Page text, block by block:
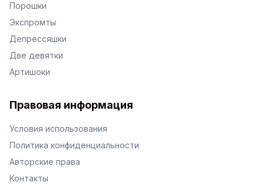
Порошки
Экспромты
Депрессяшки
Две девятки
Артишоки
Правовая информация
Условия использования
Политика конфиденциальности
Авторские права
Контакты